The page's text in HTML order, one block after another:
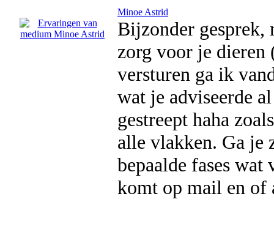
Minoe Astrid
Bijzonder gesprek,
zorg voor je dieren
versturen ga ik
wat je adviseerde
gestreept haha
alle vlakken. Ga je
bepaalde fases
komt op mail en of